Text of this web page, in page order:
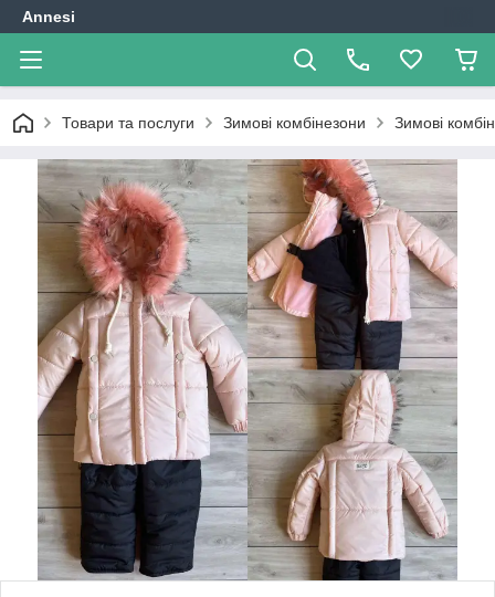
Annesi
Товари та послуги Зимові комбінезони Зимові